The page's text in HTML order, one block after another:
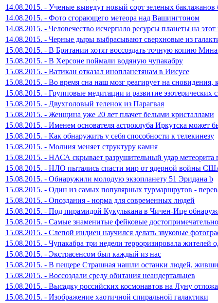
14.08.2015. - Ученые выведут новый сорт зеленых баклажанов
14.08.2015. - Фото сгорающего метеора над Вашингтоном
14.08.2015. - Человечество исчерпало ресурсы планеты на этот
14.08.2015. - Черные дыры выбрасывают сверхновые из
15.08.2015. - В Британии хотят воссоздать точную копию
15.08.2015. - В Херсоне поймали водяную чупакабру
15.08.2015. - Ватикан отказал инопланетянам в Иисусе
15.08.2015. - Во время сна наш мозг реагирует на сновидения,
15.08.2015. - Групповые медитации и развитие эзотерических
15.08.2015. - Двухголовый теленок из Парагвая
15.08.2015. - Женщина уже 20 лет плачет белыми кристаллами
15.08.2015. - Именем основателя астроклуба Иркутска может
15.08.2015. - Как обнаружить у себя способности к телекинезу
15.08.2015. - Молния меняет структуру камня
15.08.2015. - НАСА скрывает разрушительный удар метеорита
15.08.2015. - НЛО пытались спасти мир от ядерной войны
15.08.2015. - Обнаружили молодую экзопланету 51 Эридана b
15.08.2015. - Один из самых популярных турмаршрутов -
15.08.2015. - Опоздания - норма для современных людей
15.08.2015. - Под пирамидой Кукулькана в Чичен-Ице
15.08.2015. - Самые знаменитые фейковые
15.08.2015. - Слепой индиец научился делать звуковые
15.08.2015. - Чупакабра три недели терроризировала жителей
15.08.2015. - Экстрасенсом был каждый из нас
15.08.2015. - В пещере Страшная нашли останки людей,
15.08.2015. - Воссоздали среду обитания неандертальцев
15.08.2015. - Высадку российских космонавтов на Луну
15.08.2015. - Изображение хаотичной спиральной галактики